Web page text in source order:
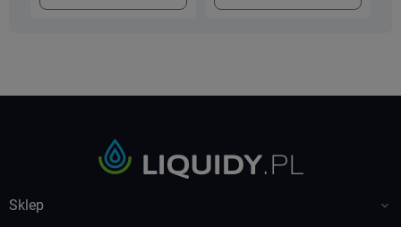
Sklep 